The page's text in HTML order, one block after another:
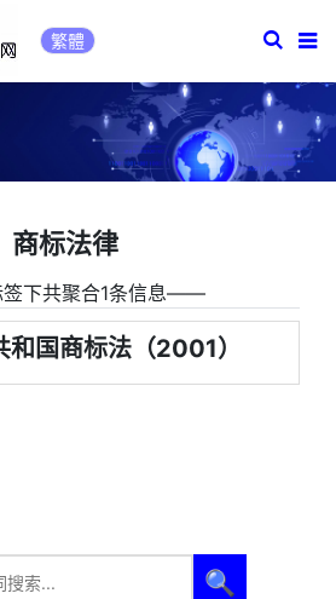
繁體
商标法律
下共聚合1条信息――
和国商标法（2001）
🔍